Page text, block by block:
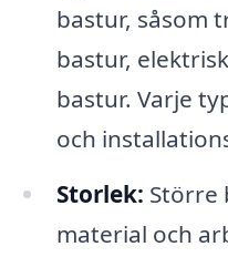
bastur, såsom
bastur,
bastur. Varje
och
Storlek: Större
material och